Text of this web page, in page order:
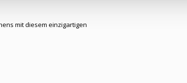
mit diesem einzigartigen